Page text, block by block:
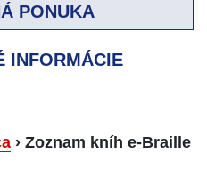
PONUKA
INFORMÁCIE
› Zoznam kníh e-Braille